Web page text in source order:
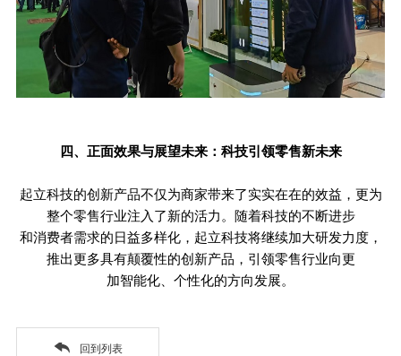
四、正面效果与展望未来：科技引领零售新未来
起立科技的创新产品不仅为商家带来了实实在在的效益，更为
整个零售行业注入了新的活力。随着科技的不断进步
和消费者需求的日益多样化，起立科技将继续加大研发力度，
推出更多具有颠覆性的创新产品，引领零售行业向更
加智能化、个性化的方向发展。
回到列表